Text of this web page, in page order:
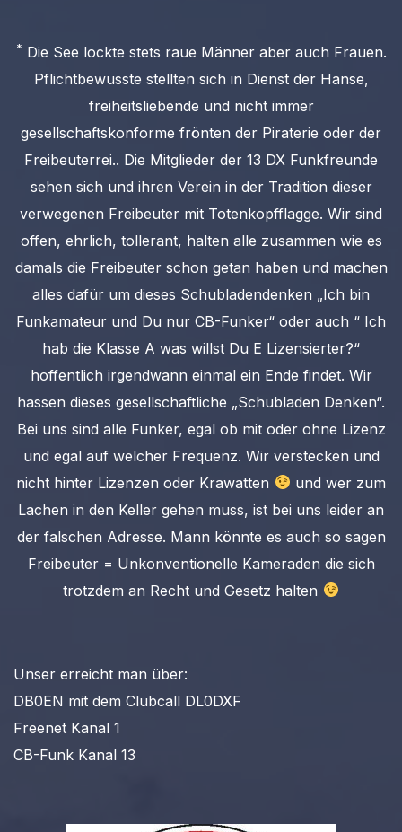
* Die See lockte stets raue Männer aber auch Frauen.
Pflichtbewusste stellten sich in Dienst der Hanse,
freiheitsliebende und nicht immer
gesellschaftskonforme frönten der Piraterie oder der
Freibeuterrei.. Die Mitglieder der 13 DX Funkfreunde
sehen sich und ihren Verein in der Tradition dieser
verwegenen Freibeuter mit Totenkopfflagge. Wir sind
offen, ehrlich, tollerant, halten alle zusammen wie es
damals die Freibeuter schon getan haben und machen
alles dafür um dieses Schubladendenken „Ich bin
Funkamateur und Du nur CB-Funker“ oder auch “ Ich
hab die Klasse A was willst Du E Lizensierter?“
hoffentlich irgendwann einmal ein Ende findet. Wir
hassen dieses gesellschaftliche „Schubladen Denken“.
Bei uns sind alle Funker, egal ob mit oder ohne Lizenz
und egal auf welcher Frequenz. Wir verstecken und
nicht hinter Lizenzen oder Krawatten
und wer zum
Lachen in den Keller gehen muss, ist bei uns leider an
der falschen Adresse. Mann könnte es auch so sagen
Freibeuter = Unkonventionelle Kameraden die sich
trotzdem an Recht und Gesetz halten
Unser erreicht man über:
DB0EN mit dem Clubcall DL0DXF
Freenet Kanal 1
CB-Funk Kanal 13